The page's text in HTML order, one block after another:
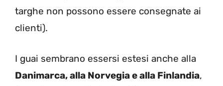
targhe non possono essere consegnate ai
clienti).
I guai sembrano essersi estesi anche alla
Danimarca, alla Norvegia e alla Finlandia,